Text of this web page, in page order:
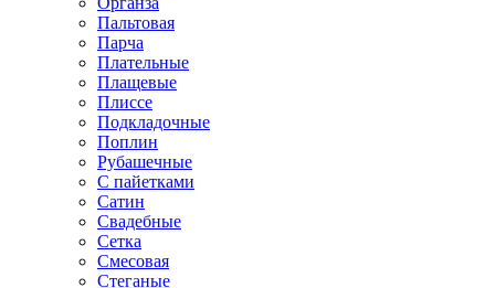
Пальтовая
Парча
Плательные
Плащевые
Плиссе
Подкладочные
Поплин
Рубашечные
С пайетками
Сатин
Свадебные
Сетка
Смесовая
Стеганые